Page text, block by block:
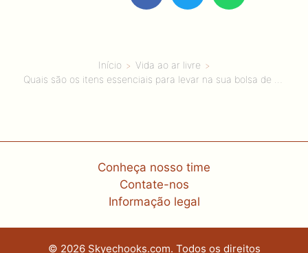
Início
Vida ao ar livre
Conheça nosso time
Contate-nos
Informação legal
© 2026 Skyechooks.com. Todos os direitos